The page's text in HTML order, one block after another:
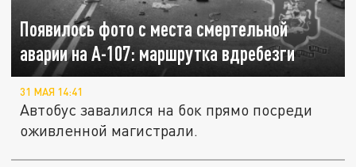
Появилось фото с места смертельной
аварии на А-107: маршрутка вдребезги
31 МАЯ 14:41
Автобус завалился на бок прямо посреди
оживленной магистрали.